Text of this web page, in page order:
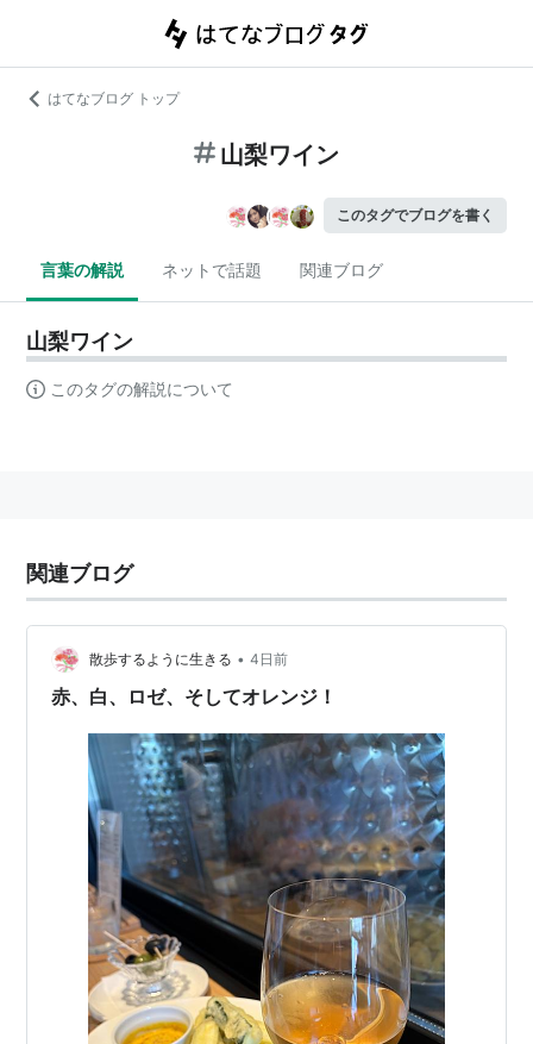
はてなブログ トップ
山梨ワイン
このタグでブログを書く
言葉の解説 ネットで話題 関連ブログ
山梨ワイン
このタグの解説について
関連ブログ
散歩するように生きる • 4日前
赤、白、ロゼ、そしてオレンジ！